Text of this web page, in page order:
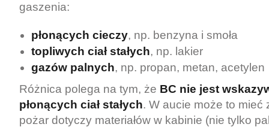
gaszenia:
płonących cieczy, np. benzyna i smoła
topliwych ciał stałych, np. lakier
gazów palnych, np. propan, metan, acetylen
Różnica polega na tym, że BC nie jest
płonących ciał stałych. W aucie może to mieć
pożar dotyczy materiałów w kabinie (nie tylko